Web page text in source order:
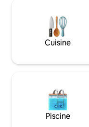
un appartement
seule la promesse
randonnée parfaite
se détendent à
Cuisine
Piscine